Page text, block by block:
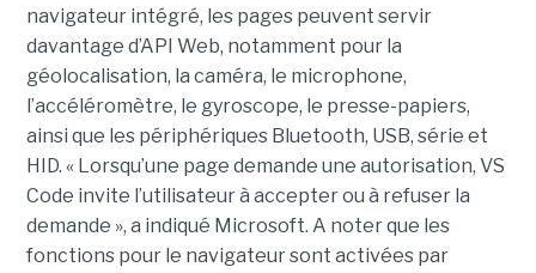
navigateur intégré, les pages peuvent servir
davantage d’API Web, notamment pour la
géolocalisation, la caméra, le microphone,
l’accéléromètre, le gyroscope, le presse-papiers,
ainsi que les périphériques Bluetooth, USB, série et
HID. « Lorsqu’une page demande une autorisation, VS
Code invite l’utilisateur à accepter ou à refuser la
demande », a indiqué Microsoft. A noter que les
fonctions pour le navigateur sont activées par